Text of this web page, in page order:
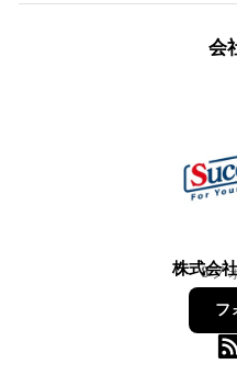
会
株式会
8フ
フ